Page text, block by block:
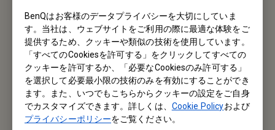
BenQはお客様のデータプライバシーを大切にしていま
す。当社は、ウェブサイトをご利用の際に最適な体験をご
提供するため、クッキーや類似の技術を使用しています。
「すべてのCookiesを許可する」をクリックしてすべての
クッキーを許可するか、「必要なCookiesのみ許可する」
を選択して必要最小限の技術のみを有効にすることができ
ます。また、いつでもこちらからクッキーの設定をご自身
でカスタマイズできます。詳しくは、 Cookie Policyおよび
プライバシーポリシーをご覧ください。
製品情報や活用事例、特典情報などを配信中です。
登録する